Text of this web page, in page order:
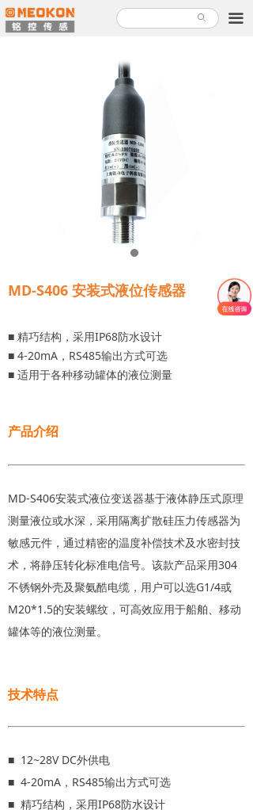
끀
首页
产品使用指南
ꄙ
MD-S406 安装式液位传感器
■ 精巧结构，采用IP68防水设计
■ 4-20mA，RS485输出方式可选
■ 适用于各种移动罐体的液位测量
产品介绍
MD-S406安装式液位变送器基于液体静压式原理
测量液位或水深，采用隔离扩散硅压力传感器为
敏感元件，通过精密的温度补偿技术及水密封技
术，将静压转化标准电信号。该款产品采用304
不锈钢外壳及聚氨酷电缆，用户可以选G1/4或
M20*1.5的安装螺纹，可高效应用于船舶、移动
罐体等的液位测量。
技术特点
■ 12~28V DC外供电
■ 4-20mA，RS485输出方式可选
■ 精巧结构，采用IP68防水设计